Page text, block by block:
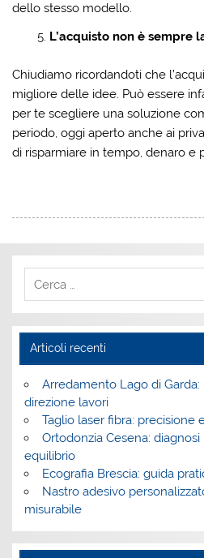
dello stesso modello.
L’acquisto non è sempre
Chiudiamo ricordandoti che
migliore delle idee. Può essere
per te scegliere una soluzione
periodo, oggi aperto anche ai
di risparmiare in tempo, denaro e
Articoli recenti
Arredamento Lago di
direzione lavori
Taglio laser fibra: precisione
Ortodonzia Cesena:
equilibrio
Ecografia Brescia: guida
Nastro adesivo
misurabile